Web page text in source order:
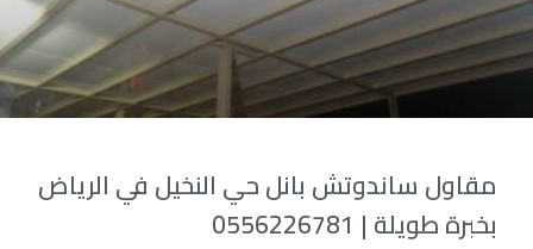
مقاول ساندوتش بانل حي النخيل في الرياض
بخبرة طويلة | 0556226781